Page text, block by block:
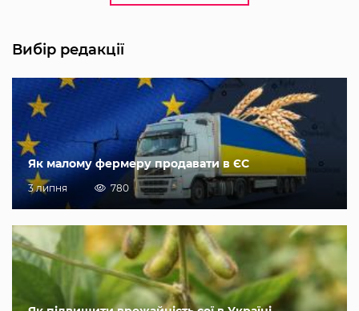
Вибір редакції
Як малому фермеру продавати в ЄС
3 липня 780